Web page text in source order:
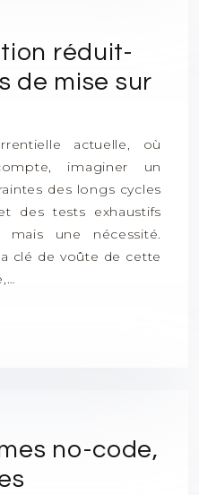
réduit-
de mise sur
actuelle, où
imaginer un
des longs cycles
des tests exhaustifs
une nécessité.
clé de voûte de cette
no-code,